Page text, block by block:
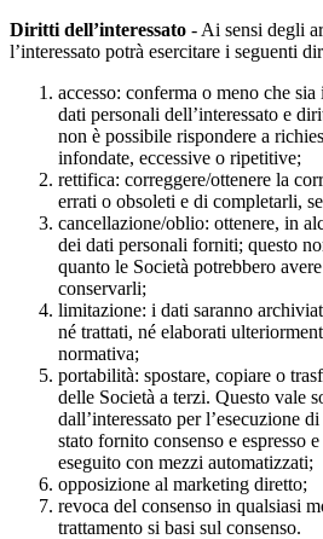
Diritti dell’interessato - Ai sensi degli
l’interessato potrà esercitare i seguenti
accesso: conferma o meno che
dati personali dell’interessato e
non è possibile rispondere a
infondate, eccessive o ripetitive;
rettifica: correggere/ottenere la
errati o obsoleti e di completarli,
cancellazione/oblio: ottenere, in
dei dati personali forniti; questo
quanto le Società potrebbero
conservarli;
limitazione: i dati saranno
né trattati, né elaborati
normativa;
portabilità: spostare, copiare o
delle Società a terzi. Questo vale
dall’interessato per l’esecuzione
stato fornito consenso e espresso
eseguito con mezzi automatizzati;
opposizione al marketing diretto;
revoca del consenso in qualsiasi
trattamento si basi sul consenso.